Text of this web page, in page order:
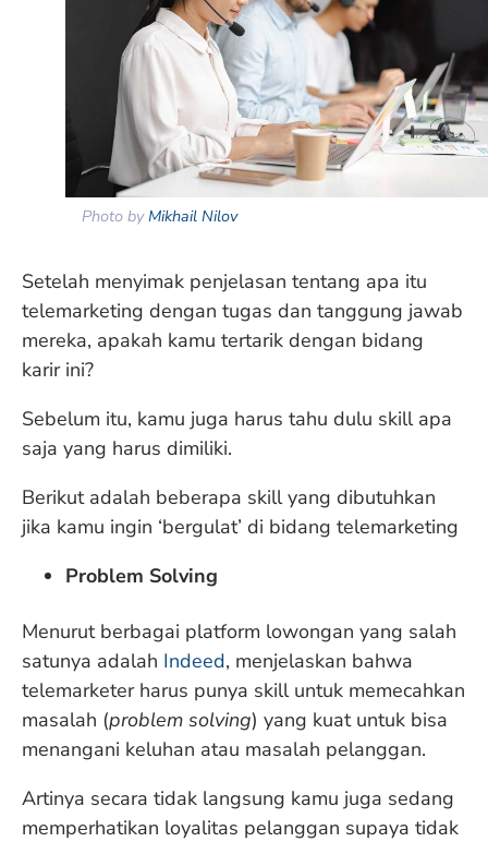
Photo byMikhail Nilov
Setelah menyimak penjelasan tentang apa itu
telemarketing dengan tugas dan tanggung jawab
mereka, apakah kamu tertarik dengan bidang
karir ini?
Sebelum itu, kamu juga harus tahu dulu skill apa
saja yang harus dimiliki.
Berikut adalah beberapa skill yang dibutuhkan
jika kamu ingin ‘bergulat’ di bidang telemarketing
Problem Solving
Menurut berbagai platform lowongan yang salah
satunya adalah Indeed, menjelaskan bahwa
telemarketer harus punya skill untuk memecahkan
masalah (problem solving) yang kuat untuk bisa
menangani keluhan atau masalah pelanggan.
Artinya secara tidak langsung kamu juga sedang
memperhatikan loyalitas pelanggan supaya tidak